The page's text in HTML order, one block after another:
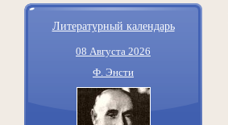
Литературный календарь
08 Августа 2026
Ф. Энсти